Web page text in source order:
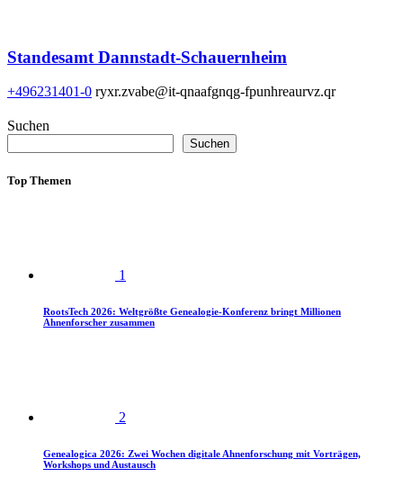
Standesamt Dannstadt-Schauernheim
+496231401-0 ryxr.zvabe@it-qnaafgnqg-fpunhreaurvz.qr
Suchen
Suchen
Top Themen
1
RootsTech 2026: Weltgrößte Genealogie-Konferenz bringt Millionen
Ahnenforscher zusammen
2
Genealogica 2026: Zwei Wochen digitale Ahnenforschung mit Vorträgen,
Workshops und Austausch